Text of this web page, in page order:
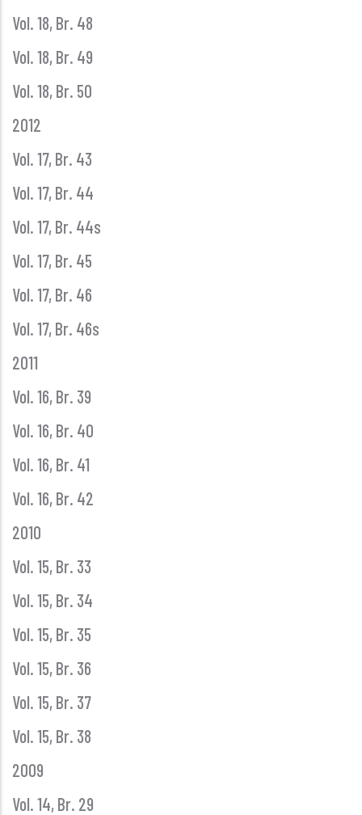
Vol. 18, Br. 48
Vol. 18, Br. 49
Vol. 18, Br. 50
2012
Vol. 17, Br. 43
Vol. 17, Br. 44
Vol. 17, Br. 44s
Vol. 17, Br. 45
Vol. 17, Br. 46
Vol. 17, Br. 46s
2011
Vol. 16, Br. 39
Vol. 16, Br. 40
Vol. 16, Br. 41
Vol. 16, Br. 42
2010
Vol. 15, Br. 33
Vol. 15, Br. 34
Vol. 15, Br. 35
Vol. 15, Br. 36
Vol. 15, Br. 37
Vol. 15, Br. 38
2009
Vol. 14, Br. 29